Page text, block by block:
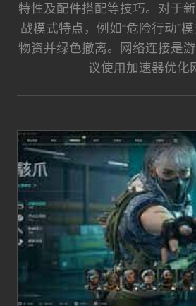
特性及配件搭配等技巧。对于
战模式特点，例如“危险行动”
物资并绿色撤离。网络连接是
议使用加速器优化